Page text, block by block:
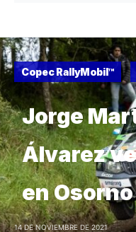
Copec RallyMobil™
Jorge
Álvarez
en Osorno
14 DE NOVIEMBRE DE 2021